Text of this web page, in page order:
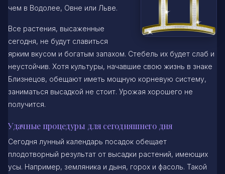
чем в Водолее, Овне или Льве.
Все растения, высаженные
сегодня, не будут славиться
ярким вкусом и богатым запахом. Стебель их будет слаб и
неустойчив. Хотя культуры, начавшие свою жизнь в знаке
Близнецов, обещают иметь мощную корневую систему,
заниматься высадкой не стоит. Урожая хорошего не
получится.
Удачные процедуры для сегодняшнего дня
Сегодня лунный календарь посадок обещает
плодотворный результат от высадки растений, имеющих
усы. Например, земляника и дыня, горох и фасоль. Такой